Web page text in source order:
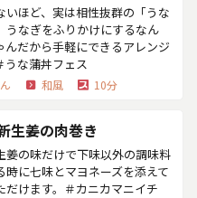
いほど、実は相性抜群の「うな
うなぎをふりかけにするなん
んだから手軽にできるアレンジ
うな蒲丼フェス
和風 10分
生姜の肉巻き
姜の味だけで下味以外の調味料
時に七味とマヨネーズを添えて
だけます。＃カニカマニイチ